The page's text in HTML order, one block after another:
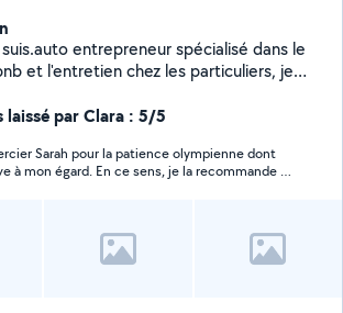
entrepreneur spécialisé dans le
et l'entretien chez les particuliers, je
et minutieux, je m'adapte à vos
horaires afin de garantir un logement
et impeccable.
laissé par Clara : 5/5
Sarah pour la patience olympienne dont
à mon égard. En ce sens, je la recommande à